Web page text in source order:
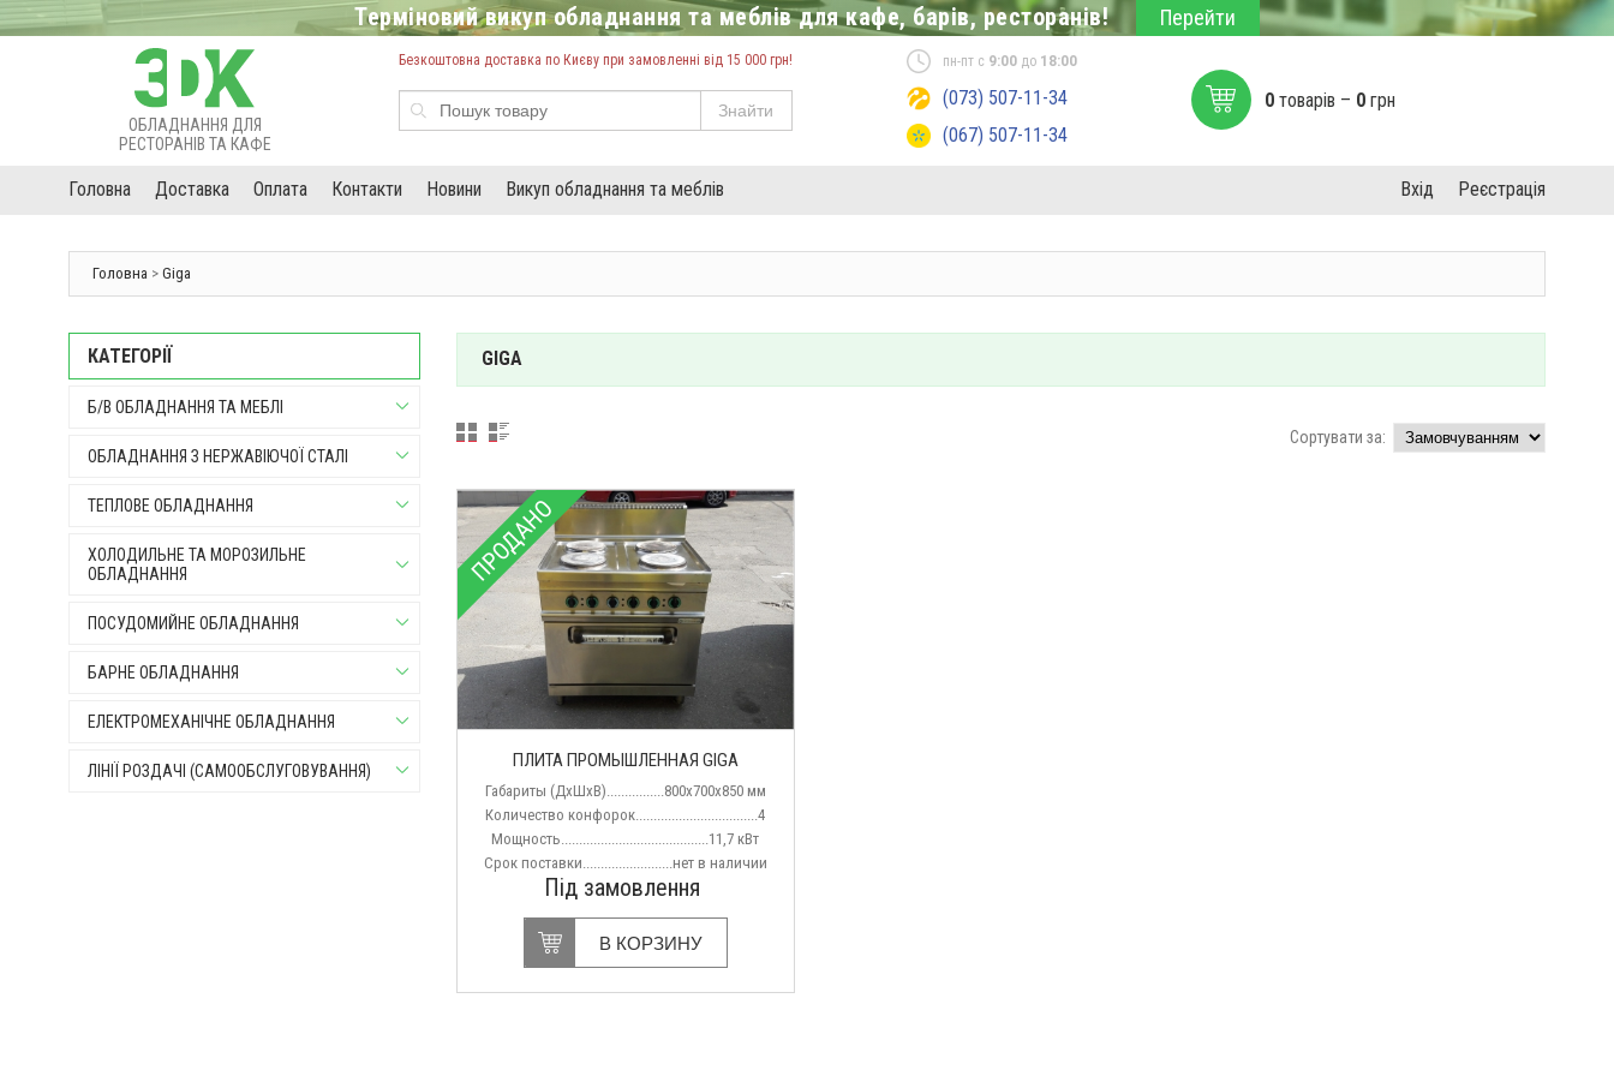
Терміновий викуп обладнання та меблів для кафе, барів, ресторанів! Перейти
ОБЛАДНАННЯ ДЛЯ
РЕСТОРАНІВ ТА КАФЕ
Безкоштовна доставка по Києву при замовленні від 15 000 грн!
Знайти
пн-пт с 9:00 до 18:00
(073) 507-11-34
(067) 507-11-34
0 товарів – 0 грн
Головна Доставка Оплата Контакти Новини Викуп обладнання та меблів Реєстрація
Вхід
Головна > Giga
GIGA
Сортувати за:
ПРОДАНО
ПЛИТА ПРОМЫШЛЕННАЯ GIGA
Габариты (ДхШхВ)................800х700х850 мм
Количество конфорок..................................4
Мощность.........................................11,7 кВт
Срок поставки.........................нет в наличии
Під замовлення
В КОРЗИНУ
КАТЕГОРІЇ
Б/В ОБЛАДНАННЯ ТА МЕБЛІ
ОБЛАДНАННЯ З НЕРЖАВІЮЧОЇ СТАЛІ
ТЕПЛОВЕ ОБЛАДНАННЯ
ХОЛОДИЛЬНЕ ТА МОРОЗИЛЬНЕ
ОБЛАДНАННЯ
ПОСУДОМИЙНЕ ОБЛАДНАННЯ
БАРНЕ ОБЛАДНАННЯ
ЕЛЕКТРОМЕХАНІЧНЕ ОБЛАДНАННЯ
ЛІНІЇ РОЗДАЧІ (САМООБСЛУГОВУВАННЯ)